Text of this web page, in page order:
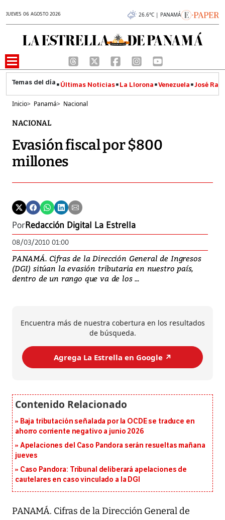
JUEVES 06 AGOSTO 2026 26.6°C | PANAMÁ
Últimas Noticias La Llorona Venezuela José
Inicio> Panamá> Nacional
NACIONAL
Evasión fiscal por $800
millones
PorRedacción Digital La Estrella
08/03/2010 01:00
PANAMÁ. Cifras de la Dirección General de Ingresos
(DGI) sitúan la evasión tributaria en nuestro país,
dentro de un rango que va de los ...
Encuentra más de nuestra cobertura en los resultados
de búsqueda.
Agrega La Estrella en Google ↗️
Baja tributación señalada por la OCDE se traduce en
ahorro corriente negativo a junio 2026
Apelaciones del Caso Pandora serán resueltas mañana
jueves
Caso Pandora: Tribunal deliberará apelaciones de
cautelares en caso vinculado a la DGI
PANAMÁ. Cifras de la Dirección General de